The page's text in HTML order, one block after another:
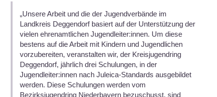
„Unsere Arbeit und die der Jugendverbände im
Landkreis Deggendorf basiert auf der Unterstützung der
vielen ehrenamtlichen Jugendleiter:innen. Um diese
bestens auf die Arbeit mit Kindern und Jugendlichen
vorzubereiten, veranstalten wir, der Kreisjugendring
Deggendorf, jährlich drei Schulungen, in der
Jugendleiter:innen nach Juleica-Standards ausgebildet
werden. Diese Schulungen werden vom
Bezirksjugendring Niederbayern bezuschusst, sind